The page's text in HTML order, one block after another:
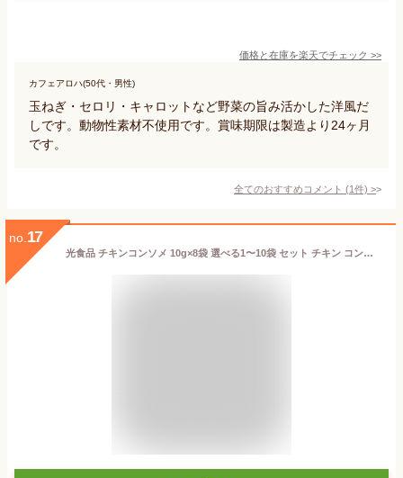
価格と在庫を楽天でチェック >>
カフェアロハ(50代・男性)
玉ねぎ・セロリ・キャロットなど野菜の旨み活かした洋風だ
しです。動物性素材不使用です。賞味期限は製造より24ヶ月
です。
全てのおすすめコメント (1件) >
no. 17
光食品 チキンコンソメ 10g×8袋 選べる1〜10袋 セット チキン コンソメ 液体 タイプ 国産 若鶏 鶏ガラ 国産 有機 野菜 醤油 保存料 着色料 調味料（アミノ酸等） たんぱく加水分解物 酵母エキス 不使用 スープ ポトフ ロールキャベツ 洋風 料理